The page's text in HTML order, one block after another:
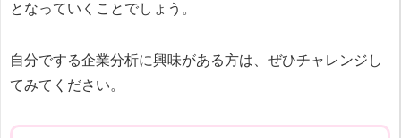
となっていくことでしょう。
自分でする企業分析に興味がある方は、ぜひチャレンジし
てみてください。